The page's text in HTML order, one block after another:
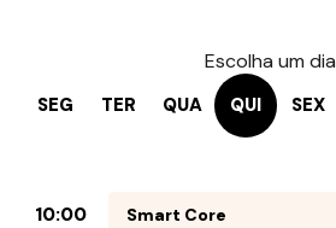
Escolha um dia
SEG TER QUA QUI SEX
10:00 Smart Core